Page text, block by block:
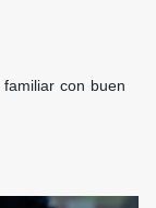
con buen